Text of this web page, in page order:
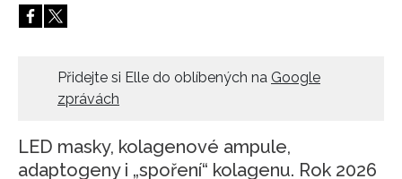
Přidejte si Elle do oblíbených na Google
zprávách
LED masky, kolagenové ampule,
adaptogeny i „spoření“ kolagenu. Rok 2026